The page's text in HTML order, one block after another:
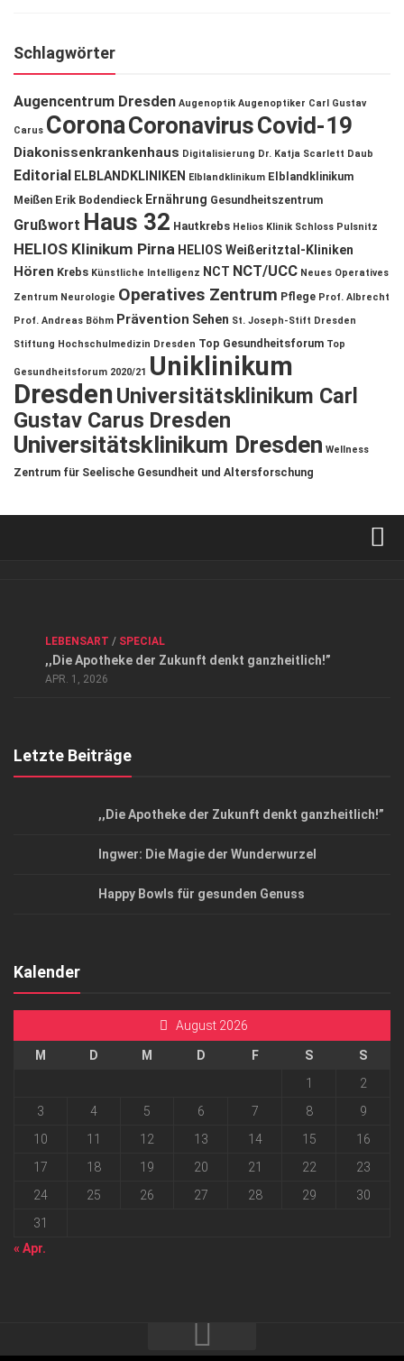
Schlagwörter
Augencentrum Dresden Augenoptik Augenoptiker Carl Gustav
Carus CoronaCoronavirusCovid-19
Diakonissenkrankenhaus Digitalisierung Dr. Katja Scarlett Daub
Editorial ELBLANDKLINIKEN Elblandklinikum Elblandklinikum
Meißen Erik Bodendieck Ernährung Gesundheitszentrum
Grußwort Haus 32 Hautkrebs Helios Klinik Schloss Pulsnitz
HELIOS Klinikum Pirna HELIOS Weißeritztal-Kliniken
Hören Krebs Künstliche Intelligenz NCT NCT/UCC Neues Operatives
Zentrum Neurologie Operatives Zentrum Pflege Prof. Albrecht
Prof. Andreas Böhm Prävention Sehen St. Joseph-Stift Dresden
Stiftung Hochschulmedizin Dresden Top Gesundheitsforum Top
Gesundheitsforum 2020/21 Uniklinikum
DresdenUniversitätsklinikum Carl
Gustav Carus Dresden
Universitätsklinikum Dresden Wellness
Zentrum für Seelische Gesundheit und Altersforschung
Datenschutzerklärung
Top Magazin Dresden / Ostsachsen
LEBENSART / SPECIAL
,,Die Apotheke der Zukunft denkt ganzheitlich!”
APR. 1, 2026
Letzte Beiträge
,,Die Apotheke der Zukunft denkt ganzheitlich!”
Ingwer: Die Magie der Wunderwurzel
Happy Bowls für gesunden Genuss
Kalender
August 2026
M D M D F S
S
1
2
3
4 5 6 7 8
9
10
11 12 13 14 15
16
17
18 19 20 21 22
23
24
25 26 27 28 29
30
31
« Apr.